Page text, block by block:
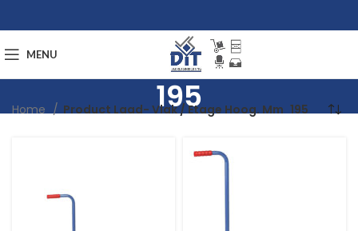
MENU
195
Home Product Laad- Vlak / Etage Hoog. Mm 195